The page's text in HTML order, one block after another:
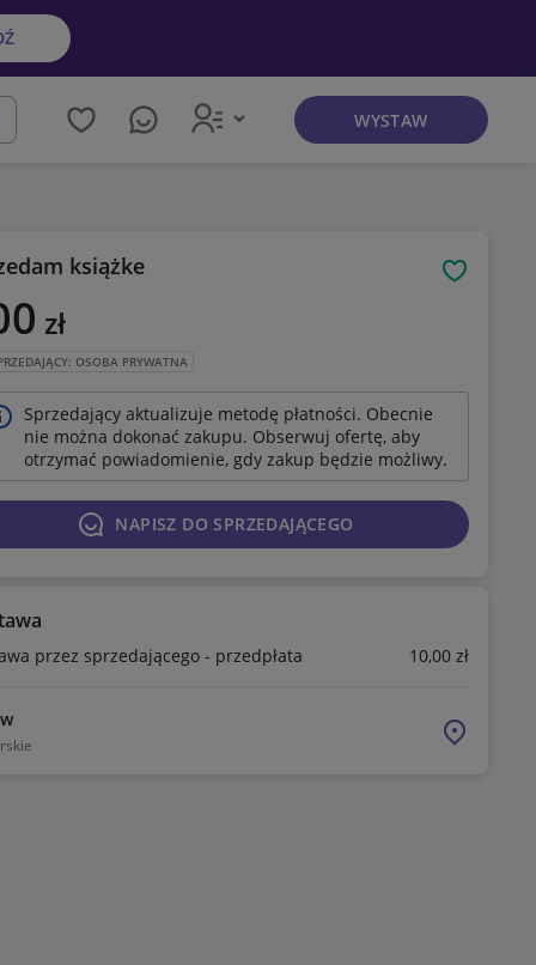
WYSTAW
książke Obserwuj
zł
OSOBA PRYWATNA
Sprzedający aktualizuje metodę płatności. Obecnie
nie można dokonać zakupu. Obserwuj ofertę, aby
otrzymać powiadomienie, gdy zakup będzie możliwy.
NAPISZ DO SPRZEDAJĄCEGO
przez sprzedającego - przedpłata 10,00 zł